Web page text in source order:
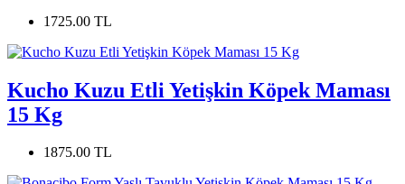
1725.00 TL
Kucho Kuzu Etli Yetişkin Köpek Maması
15 Kg
1875.00 TL